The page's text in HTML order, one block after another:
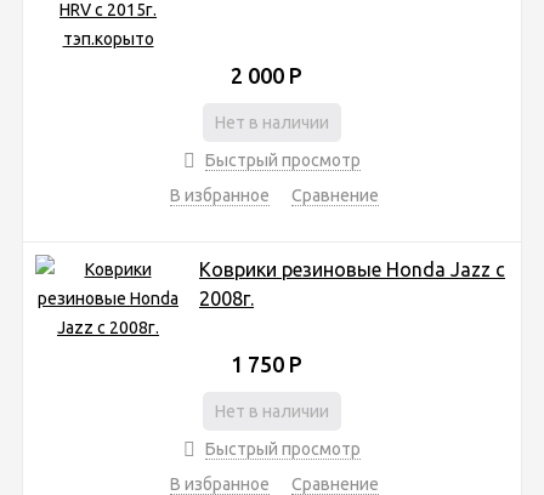
2 000 Р
Нет в наличии
Быстрый просмотр
В избранное
Сравнение
Коврики резиновые Honda Jazz с
2008г.
1 750 Р
Нет в наличии
Быстрый просмотр
В избранное
Сравнение